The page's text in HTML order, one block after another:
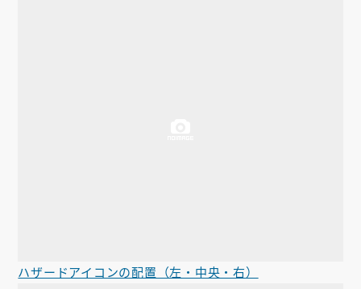
ハザードアイコンの配置（左・中央・右）